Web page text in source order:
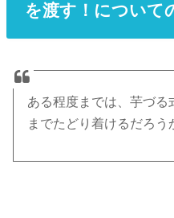
を渡す！について
ある程度までは、芋づる
までたどり着けるだろう